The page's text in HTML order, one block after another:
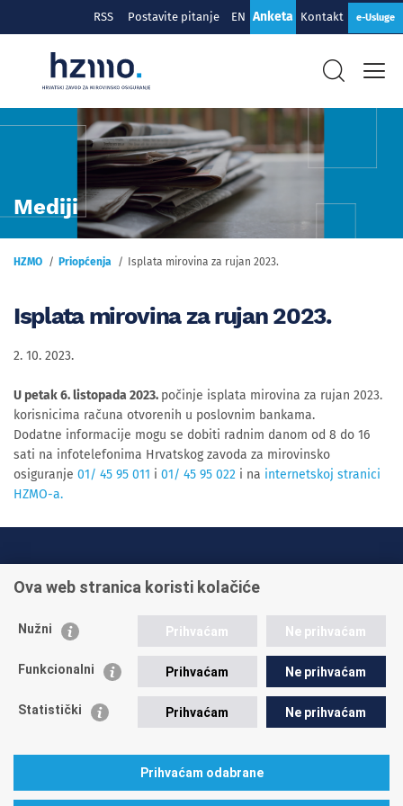
RSS Postavite pitanje EN Anketa Kontakt e-Usluge
Mediji
HZMO Priopćenja Isplata mirovina za rujan 2023.
Isplata mirovina za rujan 2023.
2. 10. 2023.
U petak 6. listopada 2023. počinje isplata mirovina za rujan 2023.
korisnicima računa otvorenih u poslovnim bankama.
Dodatne informacije mogu se dobiti radnim danom od 8 do 16
sati na infotelefonima Hrvatskog zavoda za mirovinsko
osiguranje 01/ 45 95 011 i 01/ 45 95 022 i na internetskoj stranici
HZMO-a.
+385 1 45 95 011
Postavite pitanje
A. Mihanovića 3 10000 Zagreb tel: 01/4595-500 fax: 01/4595-063
Ova web stranica koristi kolačiće
Nužni Prihvaćam Ne prihvaćam
Funkcionalni Prihvaćam Ne prihvaćam
Statistički Prihvaćam Ne prihvaćam
Prihvaćam odabrane